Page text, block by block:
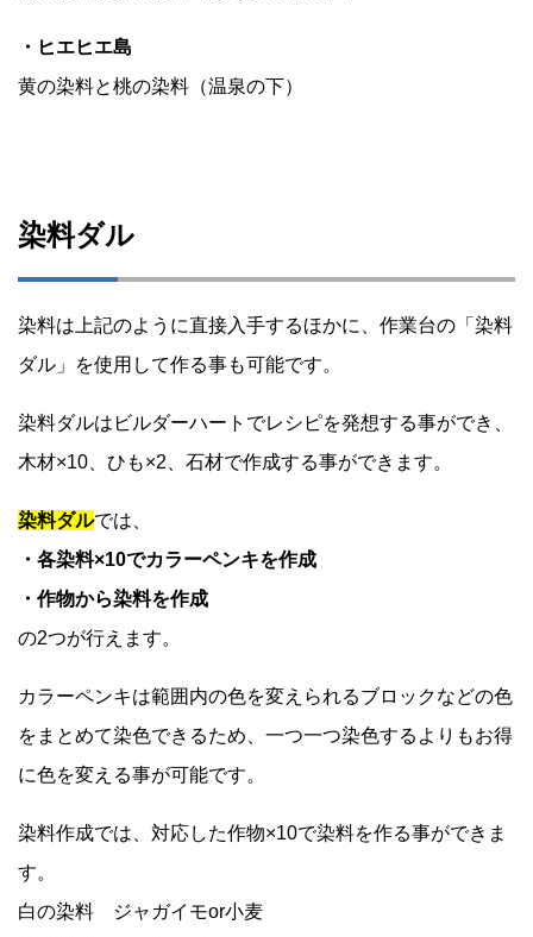
・ヒエヒエ島
黄の染料と桃の染料（温泉の下）
染料ダル
染料は上記のように直接入手するほかに、作業台の「染料
ダル」を使用して作る事も可能です。
染料ダルはビルダーハートでレシピを発想する事ができ、
木材×10、ひも×2、石材で作成する事ができます。
染料ダルでは、
・各染料×10でカラーペンキを作成
・作物から染料を作成
の2つが行えます。
カラーペンキは範囲内の色を変えられるブロックなどの色
をまとめて染色できるため、一つ一つ染色するよりもお得
に色を変える事が可能です。
染料作成では、対応した作物×10で染料を作る事ができま
す。
白の染料 ジャガイモor小麦